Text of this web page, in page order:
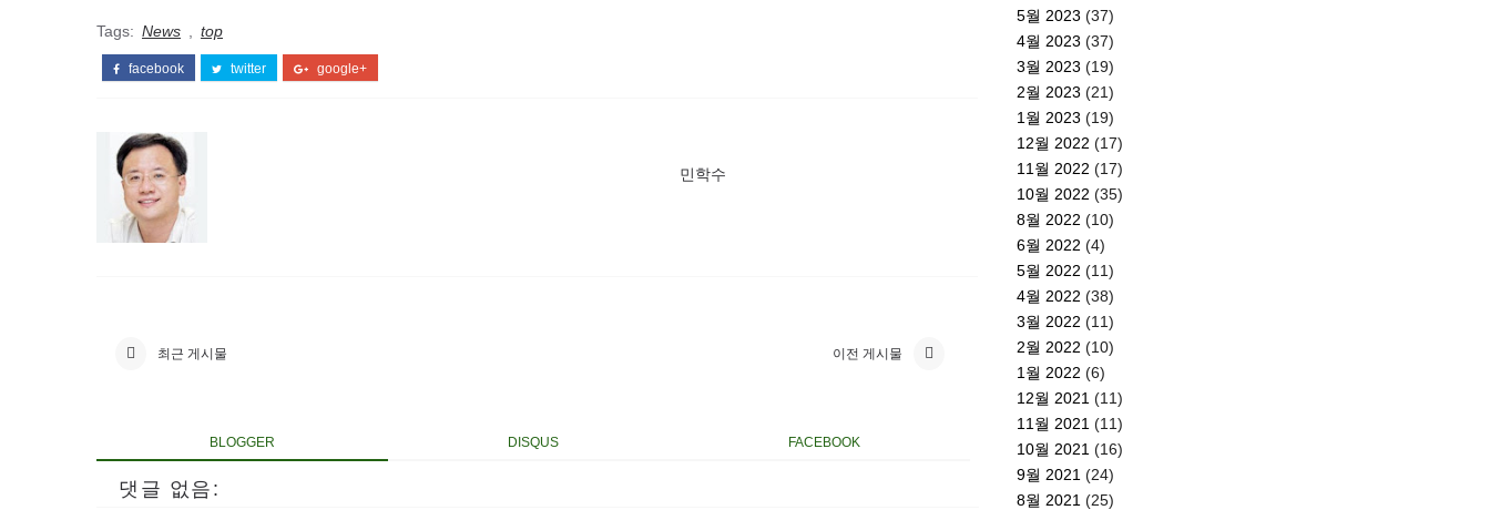
Tags: News top
facebook twitter google+
민학수
최근 게시물 이전 게시물
BLOGGER DISQUS FACEBOOK
댓글 없음:
5월 2023 (37)
4월 2023 (37)
3월 2023 (19)
2월 2023 (21)
1월 2023 (19)
12월 2022 (17)
11월 2022 (17)
10월 2022 (35)
8월 2022 (10)
6월 2022 (4)
5월 2022 (11)
4월 2022 (38)
3월 2022 (11)
2월 2022 (10)
1월 2022 (6)
12월 2021 (11)
11월 2021 (11)
10월 2021 (16)
9월 2021 (24)
8월 2021 (25)